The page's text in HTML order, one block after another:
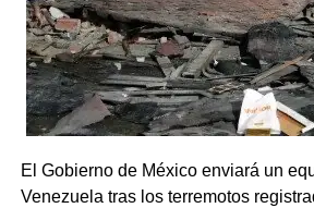
El Gobierno de México enviará un
Venezuela tras los terremotos